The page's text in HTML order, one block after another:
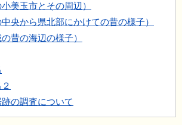
美玉市とその周辺）
央から県北部にかけての昔の様子）
昔の海辺の様子）
の調査について